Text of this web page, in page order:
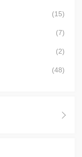
(15)
(7)
(2)
(48)